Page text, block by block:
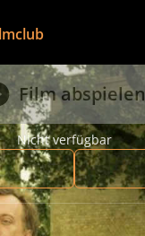
Film abspielen
Nicht verfügbar